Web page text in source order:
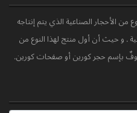
الصناعیة الذي یتم إنتاجه
. و حیث أن أول منتج لهذا النوع من
بإسم حجر کورین أو صفحات کورین.